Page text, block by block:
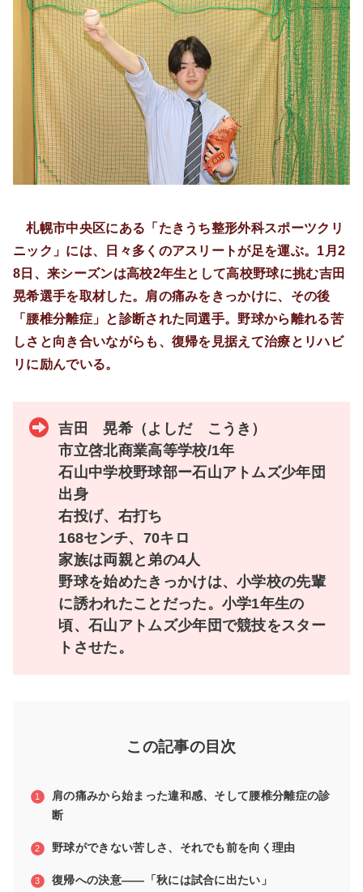
札幌市中央区にある「たきうち整形外科スポーツクリ
ニック」には、日々多くのアスリートが足を運ぶ。1月2
8日、来シーズンは高校2年生として高校野球に挑む吉田
晃希選手を取材した。肩の痛みをきっかけに、その後
「腰椎分離症」と診断された同選手。野球から離れる苦
しさと向き合いながらも、復帰を見据えて治療とリハビ
リに励んでいる。
吉田 晃希（よしだ こうき）
市立啓北商業高等学校/1年
石山中学校野球部ー石山アトムズ少年団
出身
右投げ、右打ち
168センチ、70キロ
家族は両親と弟の4人
野球を始めたきっかけは、小学校の先輩
に誘われたことだった。小学1年生の
頃、石山アトムズ少年団で競技をスター
トさせた。
この記事の目次
肩の痛みから始まった違和感、そして腰椎分離症の診
断
野球ができない苦しさ、それでも前を向く理由
復帰への決意――「秋には試合に出たい」